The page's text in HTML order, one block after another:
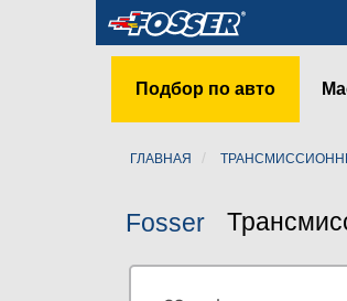
Подбор по авто
ГЛАВНАЯ
Fosser